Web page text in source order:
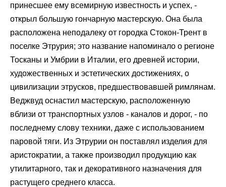
принесшее ему всемирную известность и успех, -
открыл большую гончарную мастерскую. Она была
расположена неподалеку от городка Стокон-Трент в
поселке Этрурия; это название напоминало о регионе
Тосканы и Умбрии в Италии, его древней истории,
художественных и эстетических достижениях, о
цивилизации этрусков, предшествовавшей римлянам.
Веджвуд оснастил мастерскую, расположенную
вблизи от транспортных узлов - каналов и дорог, - по
последнему слову техники, даже с использованием
паровой тяги. Из Этрурии он поставлял изделия для
аристократии, а также производил продукцию как
утилитарного, так и декоративного назначения для
растущего среднего класса.